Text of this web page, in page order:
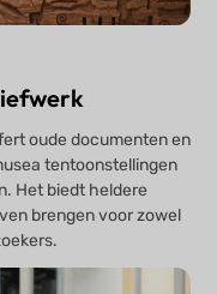
oude documenten en
tentoonstellingen
Het biedt heldere
brengen voor zowel